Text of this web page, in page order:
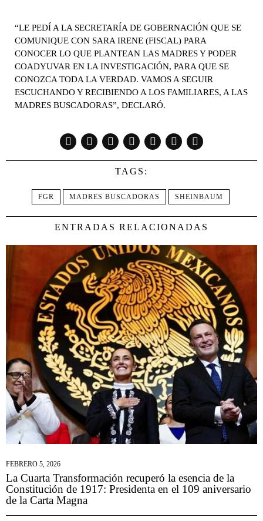
“LE PEDÍ A LA SECRETARÍA DE GOBERNACIÓN QUE SE
COMUNIQUE CON SARA IRENE (FISCAL) PARA
CONOCER LO QUE PLANTEAN LAS MADRES Y PODER
COADYUVAR EN LA INVESTIGACIÓN, PARA QUE SE
CONOZCA TODA LA VERDAD. VAMOS A SEGUIR
ESCUCHANDO Y RECIBIENDO A LOS FAMILIARES, A LAS
MADRES BUSCADORAS”, DECLARÓ.
TAGS:
FGR MADRES BUSCADORAS SHEINBAUM
ENTRADAS RELACIONADAS
FEBRERO 5, 2026
La Cuarta Transformación recuperó la esencia de la
Constitución de 1917: Presidenta en el 109 aniversario
de la Carta Magna